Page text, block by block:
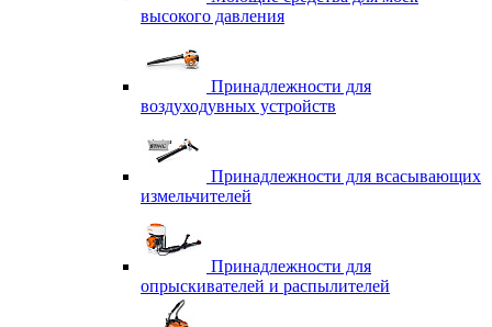
высокого давления
Принадлежности для
воздуходувных устройств
Принадлежности для всасывающих
измельчителей
Принадлежности для
опрыскивателей и распылителей